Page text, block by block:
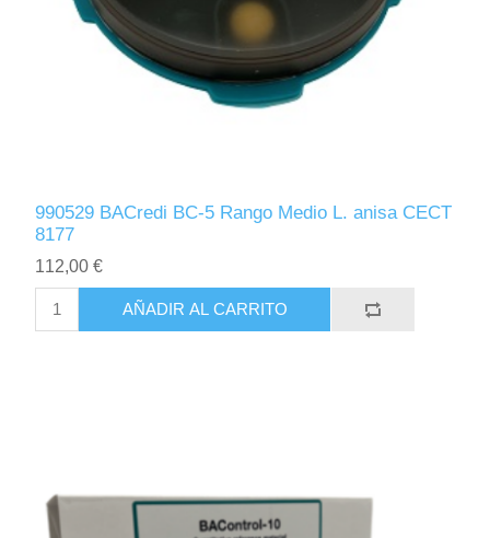
990529 BACredi BC-5 Rango Medio L. anisa CECT
8177
112,00 €
AÑADIR AL CARRITO